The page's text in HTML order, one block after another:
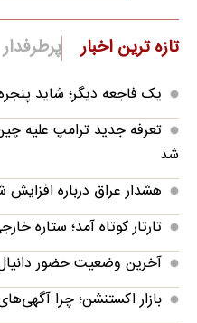
تازه ترین اخبار پرطرفدار
یک فاجعه دیگر؛ شاید
شد
هشدار عراق درباره افزایش
تارتار کوتاه آمد؛ ستاره
آخرین وضعیت حضور
بازار اکستنشن؛ چرا